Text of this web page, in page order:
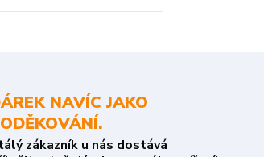
NAVÍC JAKO
zákazník u nás dostává